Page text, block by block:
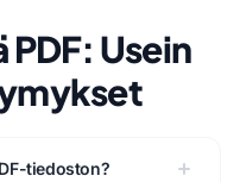
Usein
tiedoston?